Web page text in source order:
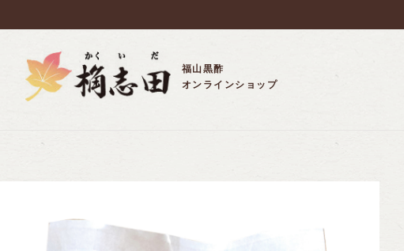
福山黒酢
オンラインショップ